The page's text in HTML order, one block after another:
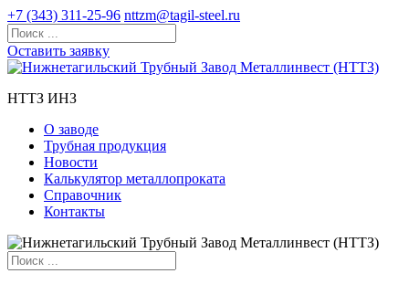
+7 (343) 311-25-96 nttzm@tagil-steel.ru
Оставить заявку
НТТЗ ИНЗ
О заводе
Трубная продукция
Новости
Калькулятор металлопроката
Справочник
Контакты